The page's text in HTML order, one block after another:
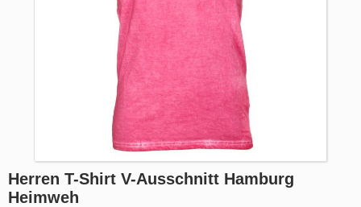
Herren T-Shirt V-Ausschnitt Hamburg
Heimweh